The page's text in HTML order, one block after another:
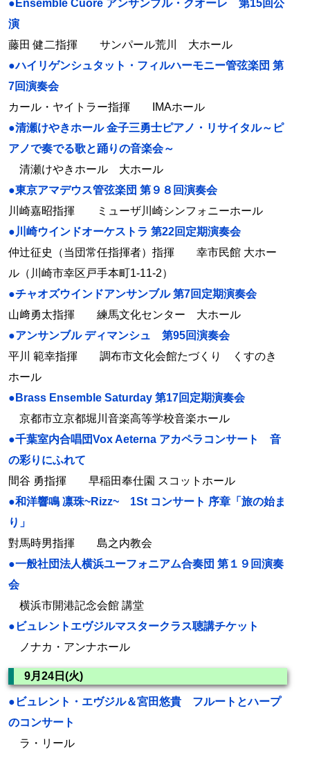
●Ensemble Cuore アンサンブル・クオーレ 第15回公
演
藤田 健二指揮 サンパール荒川 大ホール
●ハイリゲンシュタット・フィルハーモニー管弦楽団 第
7回演奏会
カール・ヤイトラー指揮 IMAホール
●清瀬けやきホール 金子三勇士ピアノ・リサイタル～ピ
アノで奏でる歌と踊りの音楽会～
清瀬けやきホール 大ホール
●東京アマデウス管弦楽団 第９８回演奏会
川崎嘉昭指揮 ミューザ川崎シンフォニーホール
●川崎ウインドオーケストラ 第22回定期演奏会
仲辻征史（当団常任指揮者）指揮 幸市民館 大ホー
ル（川崎市幸区戸手本町1-11-2）
●チャオズウインドアンサンブル 第7回定期演奏会
山﨑勇太指揮 練馬文化センター 大ホール
●アンサンブル ディマンシュ 第95回演奏会
平川 範幸指揮 調布市文化会館たづくり くすのき
ホール
●Brass Ensemble Saturday 第17回定期演奏会
京都市立京都堀川音楽高等学校音楽ホール
●千葉室内合唱団Vox Aeterna アカペラコンサート 音
の彩りにふれて
間谷 勇指揮 早稲田奉仕園 スコットホール
●和洋響鳴 凛珠~Rizz~ 1St コンサート 序章「旅の始ま
り」
對馬時男指揮 島之内教会
●一般社団法人横浜ユーフォニアム合奏団 第１９回演奏
会
横浜市開港記念会館 講堂
●ビュレントエヴジルマスタークラス聴講チケット
ノナカ・アンナホール
9月24日(火)
●ビュレント・エヴジル＆宮田悠貴 フルートとハープ
のコンサート
ラ・リール